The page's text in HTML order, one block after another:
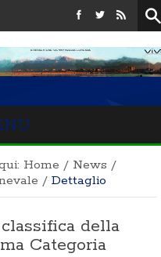
Home / News /
/ Dettaglio
della
Categoria